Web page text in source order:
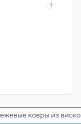
?
ковры из